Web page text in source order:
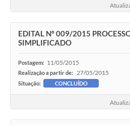
Contato
EDITAL N° 009/2015
SIMPLIFICADO
Postagem: 11/05/2015
Realização a partir de: 27/05/2015
Situação: CONCLUÍDO